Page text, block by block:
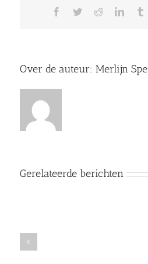
Facebook
TwitterReddit
Over de auteur: Merlijn
Gerelateerde berichten